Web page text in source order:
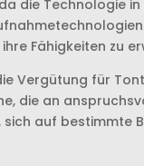
die Technologie
Fähigkeiten zu
Vergütung für
die an
sich auf